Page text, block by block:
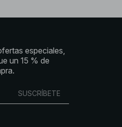
especiales,
un 15 % de
SUSCRÍBETE